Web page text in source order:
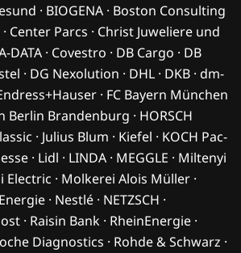
· BIOGENA · Boston Consulting
Center Parcs · Christ Juweliere und
DATA · Covestro · DB Cargo · DB
· DG Nexolution · DHL · DKB · dm-
· FC Bayern München
Berlin Brandenburg · HORSCH
· Julius Blum · Kiefel · KOCH Pac-
· Lidl · LINDA · MEGGLE · Miltenyi
Electric · Molkerei Alois Müller ·
· Nestlé · NETZSCH ·
· Raisin Bank · RheinEnergie ·
Diagnostics · Rohde & Schwarz ·